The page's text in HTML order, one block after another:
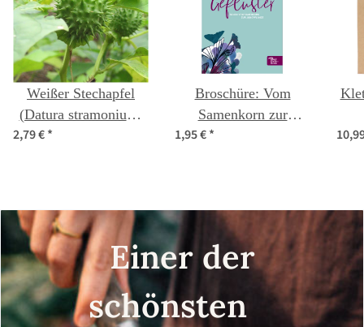
Weißer Stechapfel
(Datura stramonium)
2,79 €*
Broschüre: Vom
Samenkorn zur
Jungpflanze (deutsche
1,95 €*
Einer der
schönsten